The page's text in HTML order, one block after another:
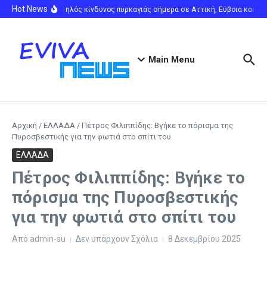
Μετάβαση στο περιεχόμενο
Hot NewsΠολύ υψηλός κίνδυνος πυρκαγιάς σήμερα σε Αττική, Εύβοια και
Main Menu
Αρχική / ΕΛΛΑΔΑ / Πέτρος Φιλιππίδης: Βγήκε το πόρισμα της
Πυροσβεστικής για την φωτιά στο σπίτι του
ΕΛΛΑΔΑ
Πέτρος Φιλιππίδης: Βγήκε το
πόρισμα της Πυροσβεστικής
για την φωτιά στο σπίτι του
Από admin-su Δεν υπάρχουν Σχόλια 8 Δεκεμβρίου 2025